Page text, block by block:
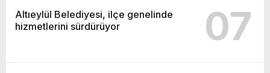
Altıeylül Belediyesi, ilçe genelinde
hizmetlerini sürdürüyor
07